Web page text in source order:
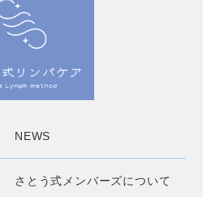
NEWS
さとう式メンバーズについて